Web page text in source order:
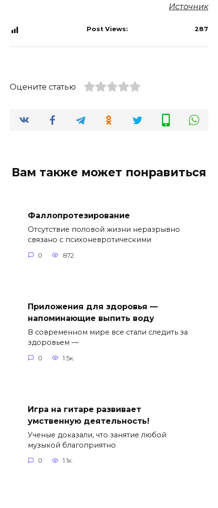
Источник
Post Views: 287
Оцените статью
Вам также может понравиться
Фаллопротезирование
Отсутствие половой жизни неразрывно
связано с психоневротическими
0 872
Приложения для здоровья —
напоминающие выпить воду
В современном мире все стали следить за
здоровьем —
0 1.5к.
Игра на гитаре развивает
умственную деятельность!
Ученые доказали, что занятие любой
музыкой благоприятно
0 1.1к.